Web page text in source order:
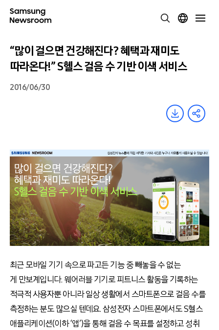
“많이 걸으면 건강해진다? 혜택과 재미도
따라온다!” S헬스 걸음 수 기반 이색 서비스
2016/06/30
최근 모바일 기기 속으로 파고든 기능 중 빼놓을 수 없는
게 만보계입니다. 웨어러블 기기로 피트니스 활동을 기록하는
적극적 사용자뿐 아니라 일상 생활에서 스마트폰으로 걸음 수를
측정하는 분도 많으실 텐데요. 삼성전자 스마트폰에서도 S헬스
애플리케이션(이하 ‘앱’)을 통해 걸음 수 목표를 설정하고 성취